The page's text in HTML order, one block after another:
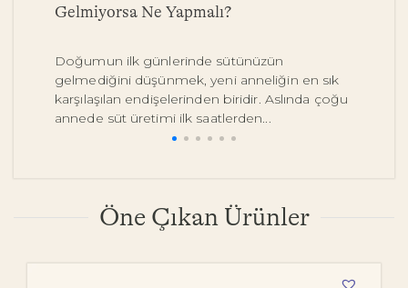
Gelmiyorsa Ne Yapmalı?
Doğumun ilk günlerinde sütünüzün
gelmediğini düşünmek, yeni anneliğin en sık
karşılaşılan endişelerinden biridir. Aslında çoğu
annede süt üretimi ilk saatlerden...
Öne Çıkan Ürünler